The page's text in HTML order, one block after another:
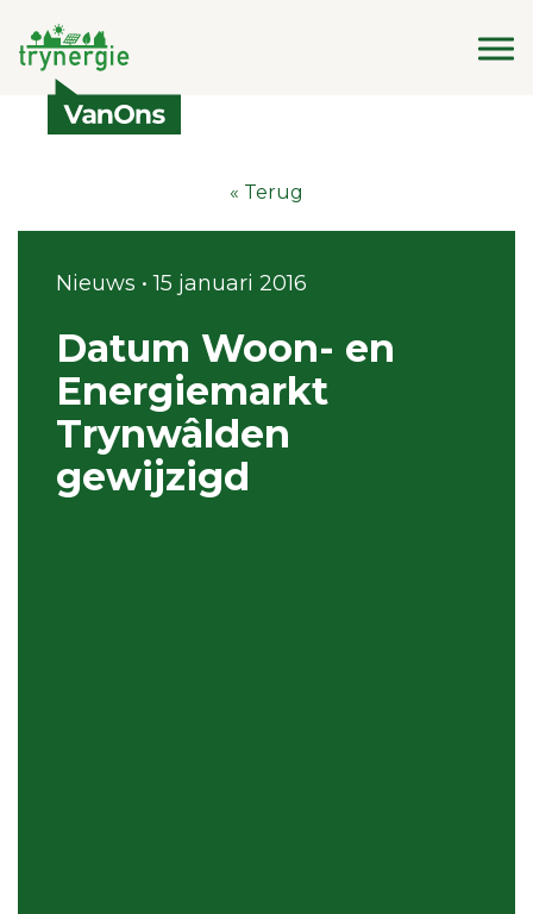
« Terug
Nieuws • 15 januari 2016
Datum Woon- en
Energiemarkt
Trynwâlden
gewijzigd